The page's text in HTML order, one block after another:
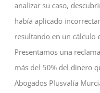
analizar su caso,
había aplicado
resultando en un cálculo
Presentamos una
más del 50% del dinero
Abogados Plusvalía